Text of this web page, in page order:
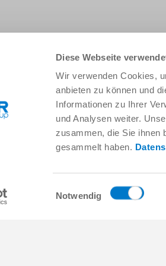
Diese Webseite
Wir verwenden Cookies,
anbieten zu können und
Informationen zu Ihrer
und Analysen weiter.
zusammen, die Sie ihnen
gesammelt haben.
Einwilligungsauswahl
Notwendig
info.fr@zimmer-group.com
Produits
Nouveautés
Composants
Solutions système
Services numériques
Moteur de recherche pour